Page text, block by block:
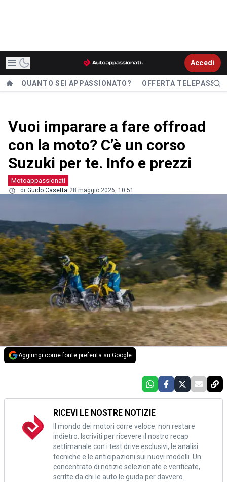
Accedi
QUANTO SEI APPASSIONATO? OFFERTA TELEPASS
Vuoi imparare a fare offroad
con la moto? C’è un corso
Suzuki per te. Info e prezzi
Motoappassionati
di Guido Casetta 28 maggio 2026, 10.51
Aggiungi come fonte preferita su Google
RICEVI LE NOSTRE NOTIZIE
Il mondo dei motori corre veloce: non restare
indietro. Iscriviti per ricevere il nostro recap
settimanale con i test drive esclusivi, le analisi
tecniche e le anticipazioni sui nuovi modelli. Un
concentrato di notizie selezionate e verificate,
scritte da chi le auto le guida per davvero.